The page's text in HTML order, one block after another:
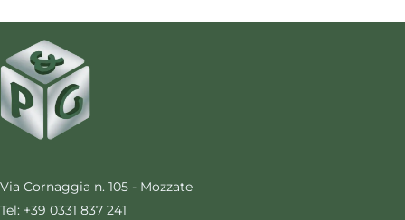
Via Cornaggia n. 105 - Mozzate
Tel: +39 0331 837 241